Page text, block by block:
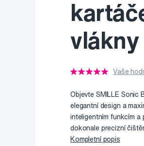
vlákny
Vaše
Objevte SMILLE
elegantní design a
inteligentním funkcím a
dokonale precizní
Kompletní popis